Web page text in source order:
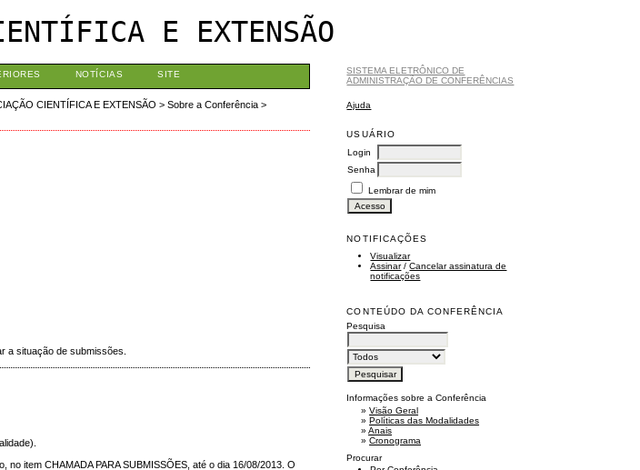
E EXTENSÃO
SISTEMA ELETRÔNICO DE
ADMINISTRAÇÃO DE CONFERÊNCIAS
Ajuda
USUÁRIO
Login
Senha
Lembrar de mim
NOTIFICAÇÕES
Visualizar
Assinar/Cancelar assinatura de
notificações
CONTEÚDO DA CONFERÊNCIA
Pesquisa
Informações sobre a Conferência
»Visão Geral
»Políticas das Modalidades
»Anais
»Cronograma
Procurar
NOTÍCIAS SITE
CIENTÍFICA E EXTENSÃO >Sobre a Conferência >
a situação de submissões.
item CHAMADA PARA SUBMISSÕES, até o dia 16/08/2013. O